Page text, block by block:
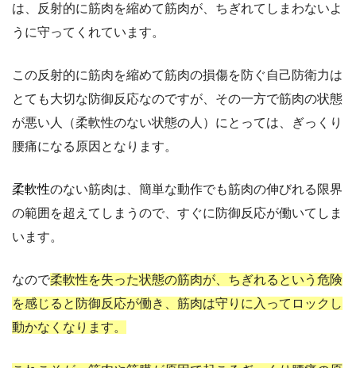
は、反射的に筋肉を縮めて筋肉が、ちぎれてしまわないよ
うに守ってくれています。
この反射的に筋肉を縮めて筋肉の損傷を防ぐ自己防衛力は
とても大切な防御反応なのですが、その一方で筋肉の状態
が悪い人（柔軟性のない状態の人）にとっては、ぎっくり
腰痛になる原因となります。
柔軟性のない筋肉は、簡単な動作でも筋肉の伸びれる限界
の範囲を超えてしまうので、すぐに防御反応が働いてしま
います。
なので柔軟性を失った状態の筋肉が、ちぎれるという危険
を感じると防御反応が働き、筋肉は守りに入ってロックし
動かなくなります。